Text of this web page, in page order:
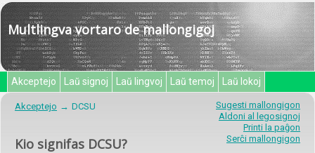
Multlingva vortaro de mallongigoj
Akceptejo Laŭ signoj Laŭ lingvoj Laŭ temoj Laŭ lokoj
Sugesti mallongigon
Aldoni al legosignoj
Printi la paĝon
Serĉi mallongigon
Akceptejo DCSU
Kio signifas DCSU?